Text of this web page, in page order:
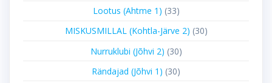
Lootus (Ahtme 1) (33)
MISKUSMILLAL (Kohtla-Järve 2) (30)
Nurruklubi (Jõhvi 2) (30)
Rändajad (Jõhvi 1) (30)